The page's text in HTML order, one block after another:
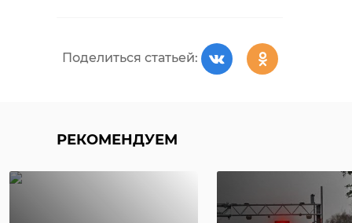
Поделиться статьей:
РЕКОМЕНДУЕМ